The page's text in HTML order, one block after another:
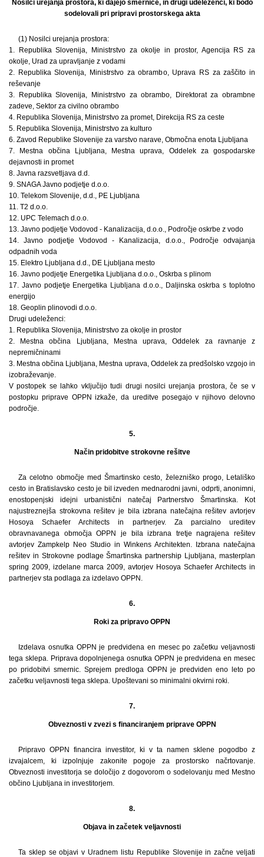
Nosilci urejanja prostora, ki dajejo smernice, in drugi udeleženci, ki bodo
sodelovali pri pripravi prostorskega akta
(1) Nosilci urejanja prostora:
1. Republika Slovenija, Ministrstvo za okolje in prostor, Agencija RS za
okolje, Urad za upravljanje z vodami
2. Republika Slovenija, Ministrstvo za obrambo, Uprava RS za zaščito in
reševanje
3. Republika Slovenija, Ministrstvo za obrambo, Direktorat za obrambne
zadeve, Sektor za civilno obrambo
4. Republika Slovenija, Ministrstvo za promet, Direkcija RS za ceste
5. Republika Slovenija, Ministrstvo za kulturo
6. Zavod Republike Slovenije za varstvo narave, Območna enota Ljubljana
7. Mestna občina Ljubljana, Mestna uprava, Oddelek za gospodarske
dejavnosti in promet
8. Javna razsvetljava d.d.
9. SNAGA Javno podjetje d.o.o.
10. Telekom Slovenije, d.d., PE Ljubljana
11. T2 d.o.o.
12. UPC Telemach d.o.o.
13. Javno podjetje Vodovod - Kanalizacija, d.o.o., Področje oskrbe z vodo
14. Javno podjetje Vodovod - Kanalizacija, d.o.o., Področje odvajanja
odpadnih voda
15. Elektro Ljubljana d.d., DE Ljubljana mesto
16. Javno podjetje Energetika Ljubljana d.o.o., Oskrba s plinom
17. Javno podjetje Energetika Ljubljana d.o.o., Daljinska oskrba s toplotno
energijo
18. Geoplin plinovodi d.o.o.
Drugi udeleženci:
1. Republika Slovenija, Ministrstvo za okolje in prostor
2. Mestna občina Ljubljana, Mestna uprava, Oddelek za ravnanje z
nepremičninami
3. Mestna občina Ljubljana, Mestna uprava, Oddelek za predšolsko vzgojo in
izobraževanje.
V postopek se lahko vključijo tudi drugi nosilci urejanja prostora, če se v
postopku priprave OPPN izkaže, da ureditve posegajo v njihovo delovno
področje.
5.
Način pridobitve strokovne rešitve
Za celotno območje med Šmartinsko cesto, železniško progo, Letališko
cesto in Bratislavsko cesto je bil izveden mednarodni javni, odprti, anonimni,
enostopenjski idejni urbanistični natečaj Partnerstvo Šmartinska. Kot
najustreznejša strokovna rešitev je bila izbrana natečajna rešitev avtorjev
Hosoya Schaefer Architects in partnerjev. Za parcialno ureditev
obravnavanega območja OPPN je bila izbrana tretje nagrajena rešitev
avtorjev Zampkelp Neo Studio in Winkens Architekten. Izbrana natečajna
rešitev in Strokovne podlage Šmartinska partnership Ljubljana, masterplan
spring 2009, izdelane marca 2009, avtorjev Hosoya Schaefer Architects in
partnerjev sta podlaga za izdelavo OPPN.
6.
Roki za pripravo OPPN
Izdelava osnutka OPPN je predvidena en mesec po začetku veljavnosti
tega sklepa. Priprava dopolnjenega osnutka OPPN je predvidena en mesec
po pridobitvi smernic. Sprejem predloga OPPN je predviden eno leto po
začetku veljavnosti tega sklepa. Upoštevani so minimalni okvirni roki.
7.
Obveznosti v zvezi s financiranjem priprave OPPN
Pripravo OPPN financira investitor, ki v ta namen sklene pogodbo z
izvajalcem, ki izpolnjuje zakonite pogoje za prostorsko načrtovanje.
Obveznosti investitorja se določijo z dogovorom o sodelovanju med Mestno
občino Ljubljana in investitorjem.
8.
Objava in začetek veljavnosti
Ta sklep se objavi v Uradnem listu Republike Slovenije in začne veljati